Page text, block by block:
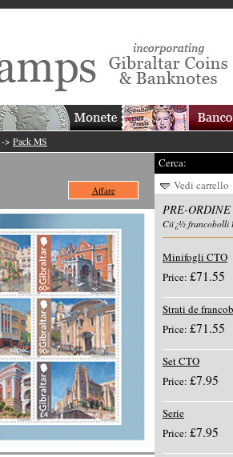
-> Pack MS
Affare
Cerca:
Vedi carrello
PRE-
Ciï¿½ francobolli
Minifogli CTO
Price: £71.55
Strati de
Price: £71.55
Set CTO
Price: £7.95
Serie
Price: £7.95